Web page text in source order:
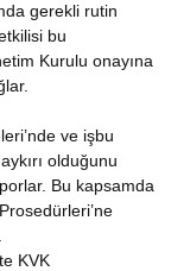
gerekli rutin
bu
Kurulu onayına
ve işbu
olduğunu
Bu kapsamda
KVK